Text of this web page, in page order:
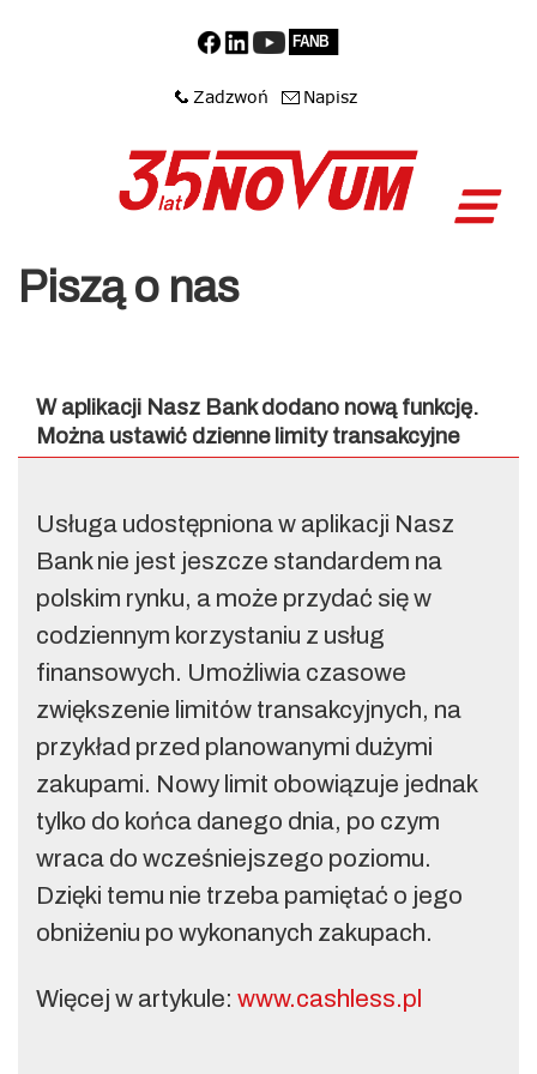
Piszą o nas
W aplikacji Nasz Bank dodano nową funkcję.
Można ustawić dzienne limity transakcyjne
Usługa udostępniona w aplikacji Nasz
Bank nie jest jeszcze standardem na
polskim rynku, a może przydać się w
codziennym korzystaniu z usług
finansowych. Umożliwia czasowe
zwiększenie limitów transakcyjnych, na
przykład przed planowanymi dużymi
zakupami. Nowy limit obowiązuje jednak
tylko do końca danego dnia, po czym
wraca do wcześniejszego poziomu.
Dzięki temu nie trzeba pamiętać o jego
obniżeniu po wykonanych zakupach.
Więcej w artykule: www.cashless.pl